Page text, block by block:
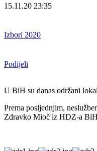
15.11.20 23:35
Izbori 2020
Podijeli
U BiH su danas održani
Prema posljednjim,
Zdravko Mioč iz HDZ-a